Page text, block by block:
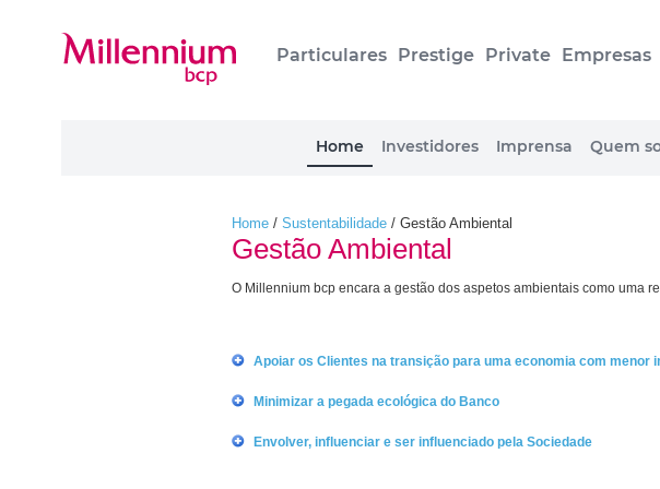
Particulares Prestige Private Empresas
Home Investidores Imprensa Quem
Home / Sustentabilidade / Gestão Ambiental
Gestão Ambiental
O Millennium bcp encara a gestão dos aspetos ambientais como uma
Apoiar os Clientes na transição para uma economia com menor
Minimizar a pegada ecológica do Banco
Envolver, influenciar e ser influenciado pela Sociedade